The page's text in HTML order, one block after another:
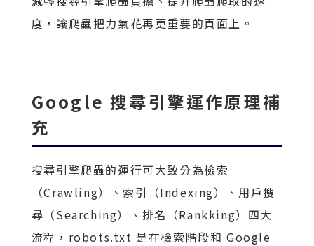
度，讓爬蟲把力氣花再更重要的頁面上。
Google 搜尋引擎運作原理補
充
搜尋引擎爬蟲的運行可大致分為檢索
（Crawling）、索引（Indexing）、用戶搜
尋（Searching）、排名（Rankking）四大
流程，robots.txt 是在檢索階段和 Google